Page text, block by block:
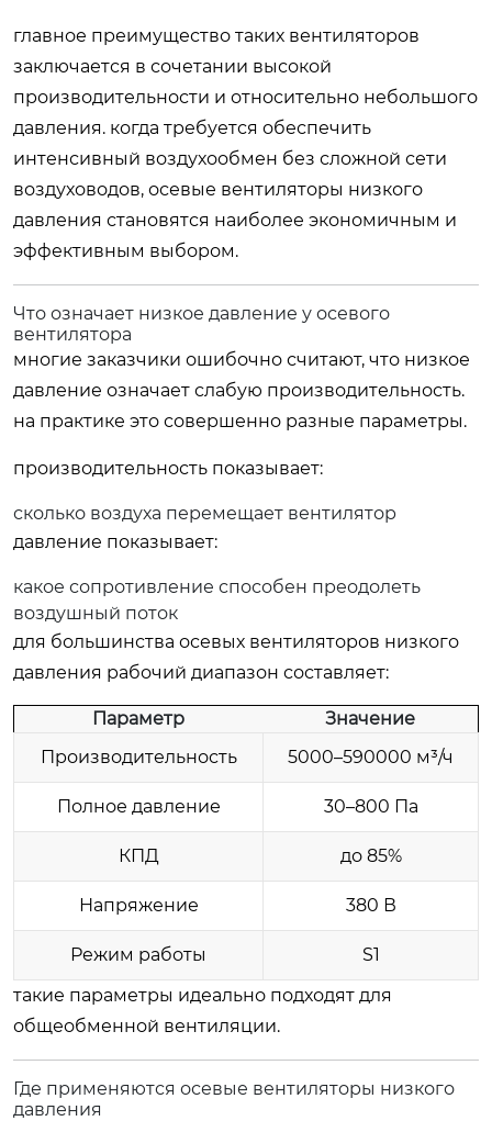
главное преимущество таких вентиляторов
заключается в сочетании высокой
производительности и относительно небольшого
давления. когда требуется обеспечить
интенсивный воздухообмен без сложной сети
воздуховодов, осевые вентиляторы низкого
давления становятся наиболее экономичным и
эффективным выбором.
Что означает низкое давление у осевого
вентилятора
многие заказчики ошибочно считают, что низкое
давление означает слабую производительность.
на практике это совершенно разные параметры.
производительность показывает:
сколько воздуха перемещает вентилятор
давление показывает:
какое сопротивление способен преодолеть
воздушный поток
для большинства осевых вентиляторов низкого
давления рабочий диапазон составляет:
Параметр
Значение
Производительность
5000–590000 м³/ч
Полное давление 30–800 Па
КПД до 85%
Напряжение 380 В
Режим работы
S1
такие параметры идеально подходят для
общеобменной вентиляции.
Где применяются осевые вентиляторы низкого
давления